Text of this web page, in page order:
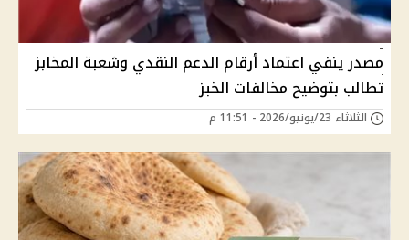
مصدر ينفي اعتماد أرقام الدعم النقدي وشعبة المخابز
تطالب بتوضيح مخالفات الخبز
الثلاثاء 23/يونيو/2026 - 11:51 م